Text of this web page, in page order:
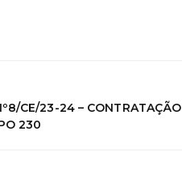
CE/23-24 – CONTRATAÇÃO
230